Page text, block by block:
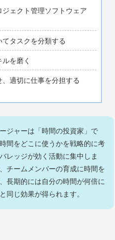
ェクト管理ソフトウェア
タスクを分類する
を磨く
適切に仕事を分担する
ジャーは「時間の投資家」で
間をどこに使うかを戦略的に考
レッジが効く活動に集中しま
チームメンバーの育成に時間を
長期的には自分の時間が何倍に
同じ効果が得られます。